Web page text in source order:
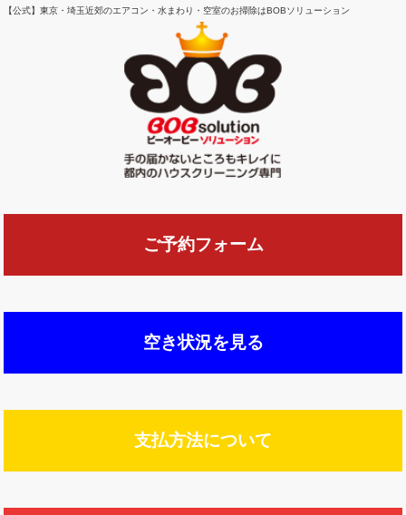
【公式】東京・埼玉近郊のエアコン・水まわり・空室のお掃除はBOBソリューション
ご予約フォーム
空き状況を見る
支払方法について